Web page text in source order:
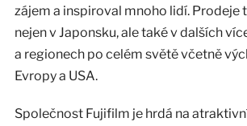
zájem a inspiroval mnoho lidí. Prodeje
nejen v Japonsku, ale také v dalších
a regionech po celém světě včetně
Evropy a USA.
Společnost Fujifilm je hrdá na